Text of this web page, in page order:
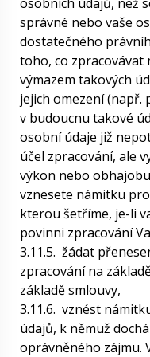
správné nebo vaše
dostatečného
toho, co zpracovávat
výmazem takových
jejich omezení (např.
v budoucnu takové
osobní údaje již
účel zpracování, ale
výkon nebo
vznesete námitku
kterou šetříme, je-li
povinni zpracování
3.11.5. žádat
zpracování na
základě smlouvy,
3.11.6. vznést
údajů, k němuž
oprávněného zájmu.